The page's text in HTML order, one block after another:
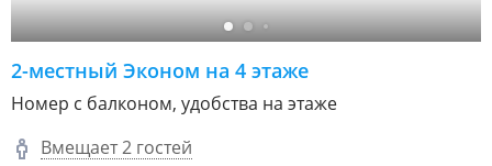
2-местный Эконом на 4 этаже
Номер с балконом, удобства на этаже
Вмещает 2 гостей